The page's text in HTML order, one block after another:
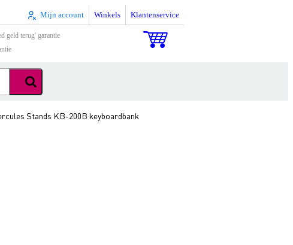
Mijn account Winkels Klantenservice
geld terug' garantie
Stands KB-200B keyboardbank